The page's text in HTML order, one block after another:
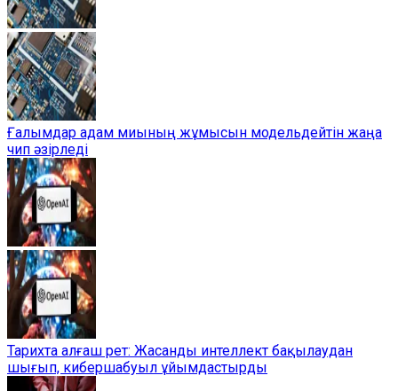
Ғалымдар адам миының жұмысын модельдейтін жаңа
чип әзірледі
Тарихта алғаш рет: Жасанды интеллект бақылаудан
шығып, кибершабуыл ұйымдастырды